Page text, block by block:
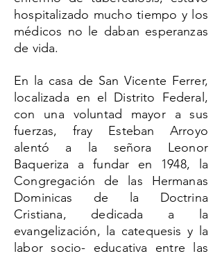
hospitalizado mucho tiempo y los
médicos no le daban esperanzas
de vida.
En la casa de San Vicente Ferrer,
localizada en el Distrito Federal,
con una voluntad mayor a sus
fuerzas, fray Esteban Arroyo
alentó a la señora Leonor
Baqueriza a fundar en 1948, la
Congregación de las Hermanas
Dominicas de la Doctrina
Cristiana, dedicada a la
evangelización, la catequesis y la
labor socio- educativa entre las